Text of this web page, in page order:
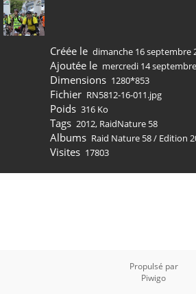
Créée le dimanche 16 septembre
Ajoutée le mercredi 14
Dimensions 1280*853
Fichier RN5812-16-011.jpg
Poids 316 Ko
Tags 2012, RaidNature 58
Albums Raid Nature 58/ Edition
Visites 17803
Propulsé par
Piwigo